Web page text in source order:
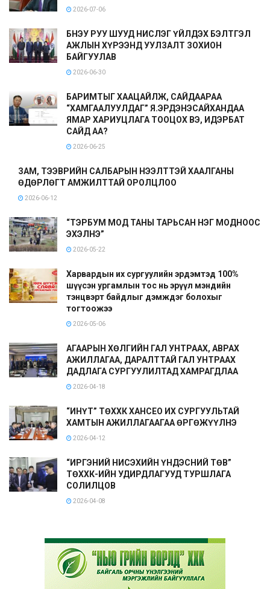
2026-07-06
БНЭУ РУУ ШУУД НИСЛЭГ ҮЙЛДЭХ БЭЛТГЭЛ
АЖЛЫН ХҮРЭЭНД УУЛЗАЛТ ЗОХИОН
БАЙГУУЛАВ
2026-06-30
БАРИМТЫГ ХААЦАЙЛЖ, САЙДААРАА
“ХАМГААЛУУЛДАГ” Я.ЭРДЭНЭСАЙХАНДАА
ЯМАР ХАРИУЦЛАГА ТООЦОХ ВЭ, ИДЭРБАТ
САЙД АА?
2026-06-25
ЗАМ, ТЭЭВРИЙН САЛБАРЫН НЭЭЛТТЭЙ ХААЛГАНЫ
ӨДӨРЛӨГТ АМЖИЛТТАЙ ОРОЛЦЛОО
2026-06-12
“ТЭРБУМ МОД ТАНЫ ТАРЬСАН НЭГ МОДНООС
ЭХЭЛНЭ”
2026-05-22
Харвардын их сургуулийн эрдэмтэд 100%
шүүсэн ургамлын тос нь эрүүл мэндийн
тэнцвэрт байдлыг дэмждэг болохыг
тогтоожээ
2026-05-06
АГААРЫН ХӨЛГИЙН ГАЛ УНТРААХ, АВРАХ
АЖИЛЛАГАА, ДАРАЛТТАЙ ГАЛ УНТРААХ
ДАДЛАГА СУРГУУЛИЛТАД ХАМРАГДЛАА
2026-04-18
“ИНҮТ” ТӨХХК ХАНСЕО ИХ СУРГУУЛЬТАЙ
ХАМТЫН АЖИЛЛАГААГАА ӨРГӨЖҮҮЛНЭ
2026-04-12
“ИРГЭНИЙ НИСЭХИЙН ҮНДЭСНИЙ ТӨВ”
ТӨХХК-ИЙН УДИРДЛАГУУД ТУРШЛАГА
СОЛИЛЦОВ
2026-04-08